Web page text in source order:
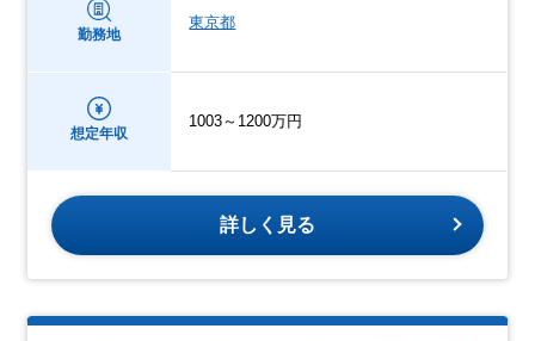
勤務地
東京都
想定年収
1003～1200万円
詳しく見る